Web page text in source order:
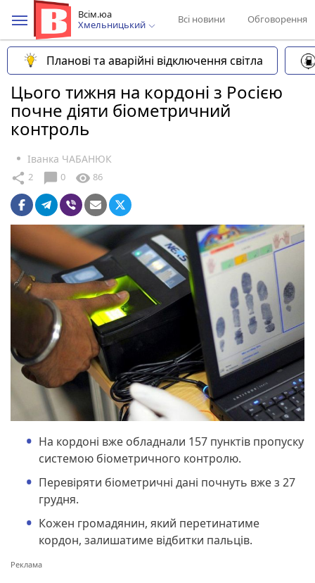
Всім.юа
Хмельницький
Всі новини Обговорення
Планові та аварійні відключення світла
Цього тижня на кордоні з Росією
почне діяти біометричний
контроль
Іванка ЧАБАНЮК
share 2 chat_bubble 0 visibility 86
На кордоні вже обладнали 157 пунктів пропуску
системою біометричного контролю.
Перевіряти біометричні дані почнуть вже з 27
грудня.
Кожен громадянин, який перетинатиме
кордон, залишатиме відбитки пальців.